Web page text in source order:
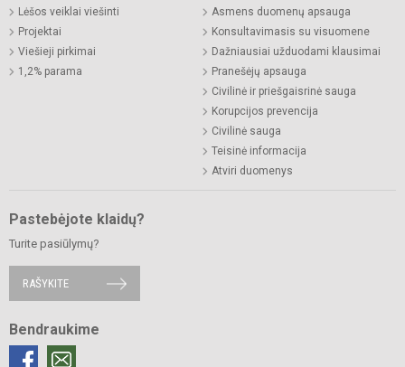
Lėšos veiklai viešinti
Projektai
Viešieji pirkimai
1,2% parama
Asmens duomenų apsauga
Konsultavimasis su visuomene
Dažniausiai užduodami klausimai
Pranešėjų apsauga
Civilinė ir priešgaisrinė sauga
Korupcijos prevencija
Civilinė sauga
Teisinė informacija
Atviri duomenys
Pastebėjote klaidų?
Turite pasiūlymų?
RAŠYKITE
Bendraukime